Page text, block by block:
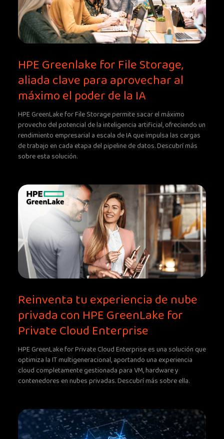
HPE Greenlake for File Storage,
aliada clave para aprovechar al
máximo el poder de la IA
HPE GreenLake for File Storage permite sacar el máximo
provecho del potencial de la inteligencia artificial, ofreciendo un
rendimiento empresarial a escala de IA que impulsa las cargas
de trabajo en cada etapa del pipeline de datos. Descubrí más
sobre esta solución.
Reinventa tu experiencia de nube
privada con HPE GreenLake for
Private Cloud Enterprise
HPE GreenLake for Private Cloud Enterprise es una solución que
optimiza la IT multigeneracional, aportando una experiencia
cloud completamente gestionada para VM, hardware y
contenedores en nubes privadas. Descubrí más sobre ella.